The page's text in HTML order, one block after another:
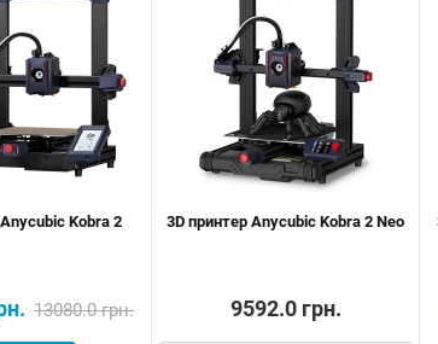
Kobra 2
13080.0 грн.
3D принтер Anycubic Kobra 2 Neo
9592.0 грн.